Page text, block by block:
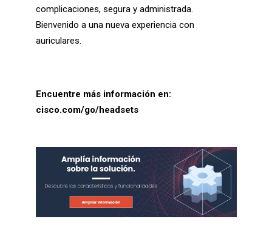
complicaciones, segura y administrada.
Bienvenido a una nueva experiencia con
auriculares.
Encuentre más información en:
cisco.com/go/headsets